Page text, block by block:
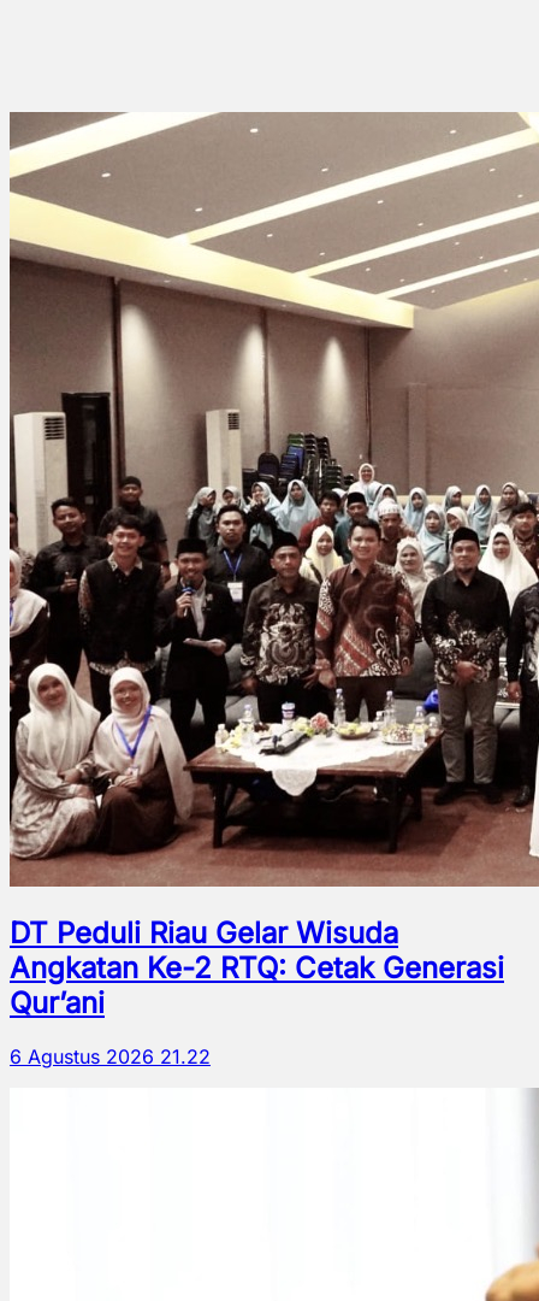
DT Peduli Riau Gelar Wisuda
Angkatan Ke-2 RTQ: Cetak Generasi
Qur’ani
6 Agustus 2026 21.22